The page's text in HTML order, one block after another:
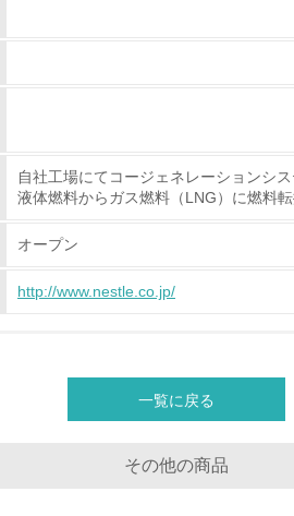
びリサイクルの推進、適正処理を行って
類を把握し、具体的な削減・リサイク
関する取り組み（例：森林保全活動＜植
ティの確認等）を行っている
チェック項目
する方針、規定等を持っている
自社工場にてコージェネレーションシ
液体燃料からガス燃料（LNG）に燃料転
オープン
http://www.nestle.co.jp/
一覧に戻る
その他の商品